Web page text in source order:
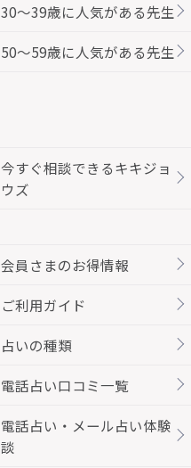
30～39歳に人気がある先生
50～59歳に人気がある先生
今すぐ相談できるキキジョ
ウズ
会員さまのお得情報
ご利用ガイド
占いの種類
電話占い口コミ一覧
電話占い・メール占い体験
談